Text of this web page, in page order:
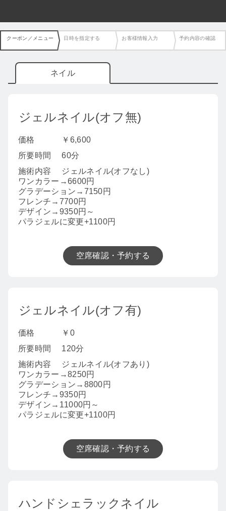
クーポン／メニュー 日時を指定する お客様情報入力 予約内容の確認
ネイル
ジェルネイル(オフ無)
価格
￥6,600
所要時間
60分
施術内容
ジェルネイル(オフなし)
ワンカラー→6600円
グラデーション→7150円
フレンチ→7700円
デザイン→9350円～
パラジェルに変更+1100円
空席確認・予約する
ジェルネイル(オフ有)
価格
￥0
所要時間
120分
施術内容
ジェルネイル(オフあり)
ワンカラー→8250円
グラデーション→8800円
フレンチ→9350円
デザイン→11000円～
パラジェルに変更+1100円
空席確認・予約する
ハンドシェラックネイル